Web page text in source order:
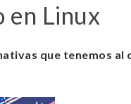
en Linux
que tenemos al